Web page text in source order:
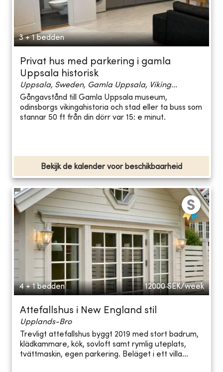
3 + 1 bedden
Privat hus med parkering i gamla
Uppsala historisk
Uppsala, Sweden, Gamla Uppsala, Viking...
Gångavstånd till Gamla Uppsala museum,
odinsborgs vikingahistoria och stad eller ta buss som
stannar 50 ft från din dörr var 15: e minut.
Bekijk de kalender voor beschikbaarheid
4 + 1 bedden 12000 SEK/week
Attefallshus i New England stil
Upplands-Bro
Trevligt attefallshus byggt 2019 med stort badrum,
klädkammare, kök, sovloft samt rymlig uteplats,
tvättmaskin, egen parkering. Beläget i ett villa...